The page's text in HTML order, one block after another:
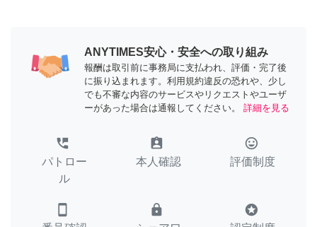
ANYTIMES安心・安全への取り組み
報酬は取引前に事務局に支払われ、評価・完了後
に振り込まれます。利用規約違反の恐れや、少し
でも不審な内容のサービスやリクエストやユーザ
ーがあった場合は通報してください。
詳細を見る
perm_phone_msg
パトロー
ル
assignment_ind
本人確認
tag_faces
評価制度
smartphone lock stars